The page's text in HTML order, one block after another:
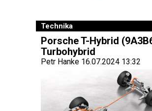
Technika
Porsche T-Hybrid
Turbohybrid
Petr Hanke 16.07.2024 13:32